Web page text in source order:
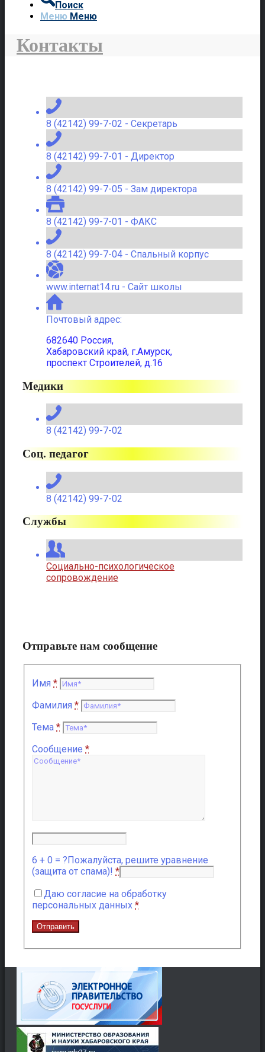
Поиск
Меню Меню
Контакты
8 (42142) 99-7-02 - Секретарь
8 (42142) 99-7-01 - Директор
8 (42142) 99-7-05 - Зам директора
8 (42142) 99-7-01 - ФАКС
8 (42142) 99-7-04 - Спальный корпус
www.internat14.ru - Сайт школы
Почтовый адрес:
682640 Россия,
Хабаровский край, г.Амурск,
проспект Строителей, д.16
Медики
8 (42142) 99-7-02
Соц. педагог
8 (42142) 99-7-02
Службы
Социально-психологическое
сопровождение
Отправьте нам сообщение
Имя *
Фамилия *
Тема *
Сообщение *
6 + 0 = ? Пожалуйста, решите уравнение
(защита от спама)! *
Даю согласие на обработку
персональных данных *